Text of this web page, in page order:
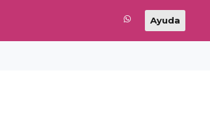
Ayuda